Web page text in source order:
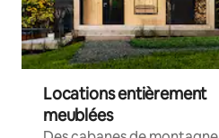
Locations entièrement
meublées